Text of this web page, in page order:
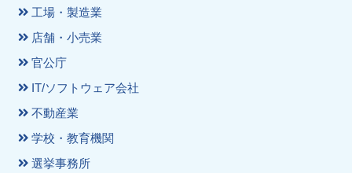
工場・製造業
店舗・小売業
官公庁
IT/ソフトウェア会社
不動産業
学校・教育機関
選挙事務所